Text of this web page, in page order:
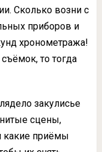
Сколько возни с
приборов и
хронометража!
то тогда
закулисье
сцены,
какие приёмы